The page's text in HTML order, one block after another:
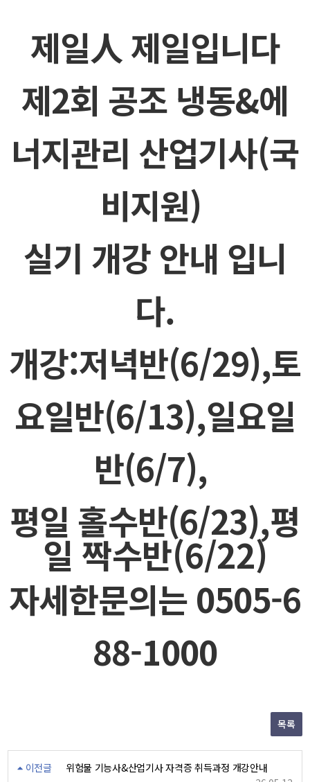
제일人 제일입니다
제2회 공조 냉동&에
너지관리 산업기사(국
비지원)
실기 개강 안내 입니
다.
개강:저녁반(6/29),토
요일반(6/13),일요일
반(6/7),
평일 홀수반(6/23),평
일 짝수반(6/22)
자세한문의는 0505-6
88-1000
목록
이전글
위험물 기능사&산업기사 자격증 취득과정 개강안내